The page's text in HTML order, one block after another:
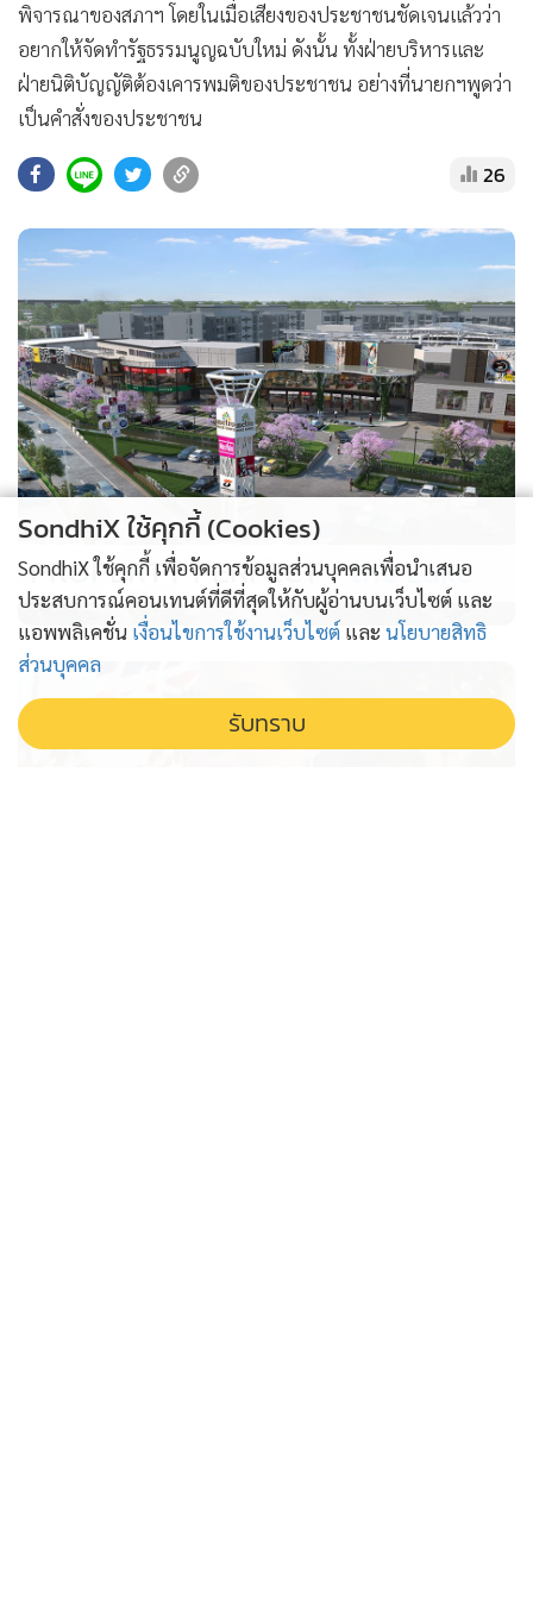
พิจารณาของสภาฯ โดยในเมื่อเสียงของประชาชนชัดเจนแล้วว่า
อยากให้จัดทำรัฐธรรมนูญฉบับใหม่ ดังนั้น ทั้งฝ่ายบริหารและ
ฝ่ายนิติบัญญัติต้องเคารพมติของประชาชน อย่างที่นายกฯพูดว่า
เป็นคำสั่งของประชาชน
26
PROPERTY PERFECT -the Lake
SondhiX ใช้คุกกี้ (Cookies)
SondhiX ใช้คุกกี้ เพื่อจัดการข้อมูลส่วนบุคคลเพื่อนำเสนอ
ประสบการณ์คอนเทนต์ที่ดีที่สุดให้กับผู้อ่านบนเว็บไซต์ และ
แอพพลิเคชั่น เงื่อนไขการใช้งานเว็บไซต์ และ นโยบายสิทธิ
ส่วนบุคคล
รับทราบ